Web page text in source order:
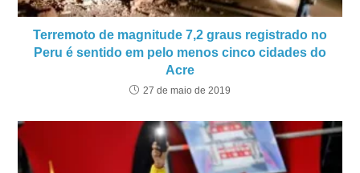
Terremoto de magnitude 7,2 graus registrado no
Peru é sentido em pelo menos cinco cidades do
Acre
27 de maio de 2019